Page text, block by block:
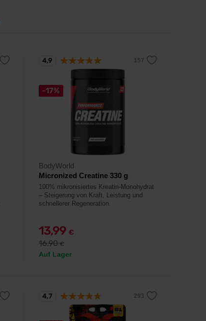
-17%
BodyWorld
Micronized Creatine 330 g
100% mikronisiertes Kreatin-Monohydrat
– Steigerung von Kraft, Leistung und
schnellerer Regeneration.
13,99 €
16,90€
Auf Lager
4,9
4,7